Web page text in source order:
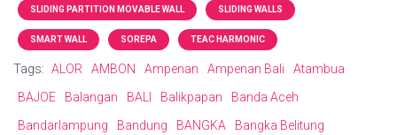
SLIDING PARTITION MOVABLE WALL SLIDING WALLS
SMART WALL SOREPA TEAC HARMONIC
Tags: ALOR AMBON Ampenan Ampenan Bali
Atambua
BAJOE
Balangan BALI Balikpapan
Banda Aceh
Bandarlampung
Bandung BANGKA
Bangka Belitung